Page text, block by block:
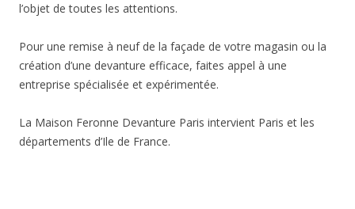
l’objet de toutes les attentions.
Pour une remise à neuf de la façade de votre magasin ou la
création d’une devanture efficace, faites appel à une
entreprise spécialisée et expérimentée.
La Maison Feronne Devanture Paris intervient Paris et les
départements d’Ile de France.